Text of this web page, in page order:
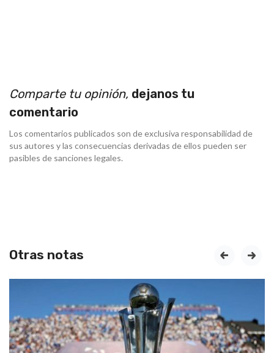
Comparte tu opinión, dejanos tu
comentario
Los comentarios publicados son de exclusiva responsabilidad de
sus autores y las consecuencias derivadas de ellos pueden ser
pasibles de sanciones legales.
Otras notas prev next